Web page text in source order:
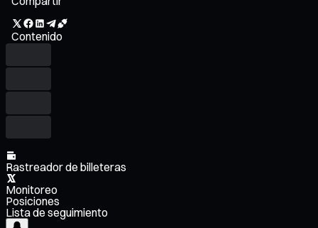
Contenido
Rastreador de billeteras
Monitoreo
Posiciones
Lista de seguimiento